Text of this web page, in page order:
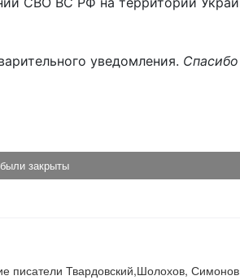
уведомления.
закрыты
Твардовский,Шолохов,